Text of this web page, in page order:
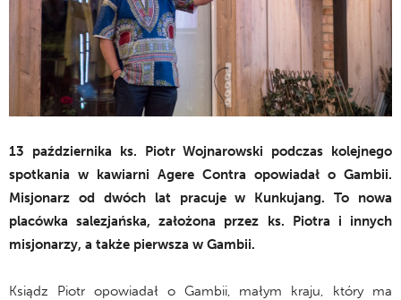
13 października ks. Piotr Wojnarowski podczas kolejnego
spotkania w kawiarni Agere Contra opowiadał o Gambii.
Misjonarz od dwóch lat pracuje w Kunkujang. To nowa
placówka salezjańska, założona przez ks. Piotra i innych
misjonarzy, a także pierwsza w Gambii.
Ksiądz Piotr opowiadał o Gambii, małym kraju, który ma